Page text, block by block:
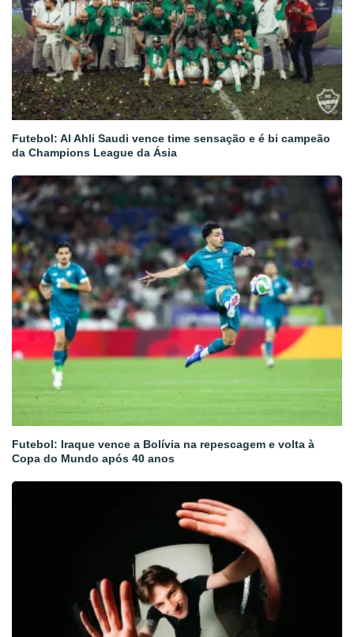
Futebol: Al Ahli Saudi vence time sensação e é bi campeão
da Champions League da Ásia
Futebol: Iraque vence a Bolívia na repescagem e volta à
Copa do Mundo após 40 anos